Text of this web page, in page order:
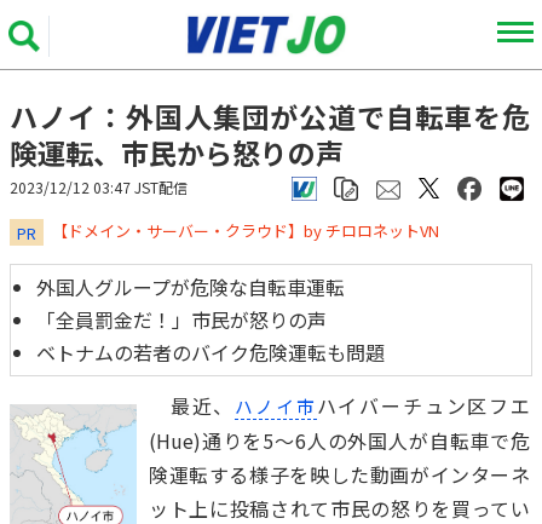
ハノイ：外国人集団が公道で自転車を危
険運転、市民から怒りの声
2023/12/12 03:47 JST配信
PR ​​​​​​​【ドメイン・サーバー・クラウド】by チロロネットVN
外国人グループが危険な自転車運転
「全員罰金だ！」市民が怒りの声
ベトナムの若者のバイク危険運転も問題
最近、
ハノイ市ハイバーチュン区フエ
(Hue)通りを5～6人の外国人が自転車で危
険運転する様子を映した動画がインターネ
ット上に投稿されて市民の怒りを買ってい